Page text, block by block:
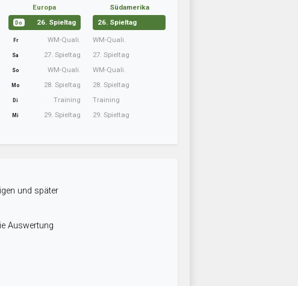
Europa
Do 26. Spieltag
Fr WM-Quali.
Sa 27. Spieltag
So WM-Quali.
Mo 28. Spieltag
Di Training
Mi 29. Spieltag
Südamerika
26. Spieltag
WM-Quali.
27. Spieltag
WM-Quali.
28. Spieltag
Training
29. Spieltag
und später
Auswertung